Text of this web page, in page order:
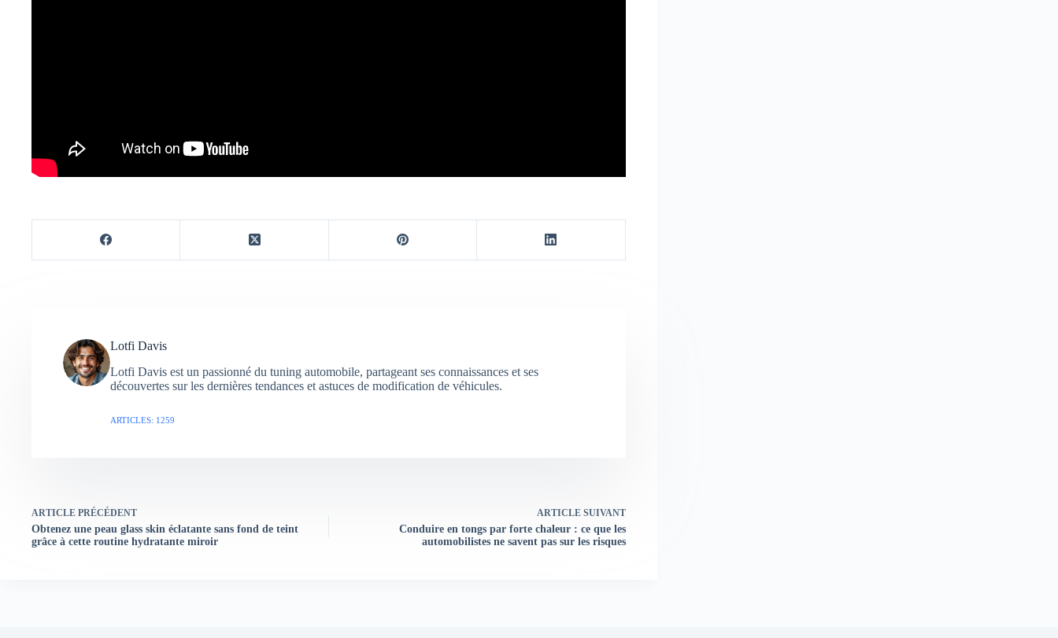
Lotfi Davis
Lotfi Davis est un passionné du tuning automobile, partageant ses connaissances et ses
découvertes sur les dernières tendances et astuces de modification de véhicules.
ARTICLES: 1259
ARTICLE PRÉCÉDENT
Obtenez une peau glass skin éclatante sans fond de teint
grâce à cette routine hydratante miroir
ARTICLESUIVANT
Conduire en tongs par forte chaleur : ce que les
automobilistes ne savent pas sur les risques